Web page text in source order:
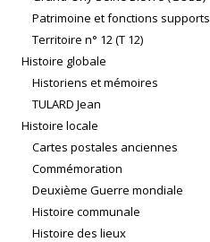
Patrimoine et fonctions supports
Territoire n° 12 (T 12)
Histoire globale
Historiens et mémoires
TULARD Jean
Histoire locale
Cartes postales anciennes
Commémoration
Deuxième Guerre mondiale
Histoire communale
Histoire des lieux